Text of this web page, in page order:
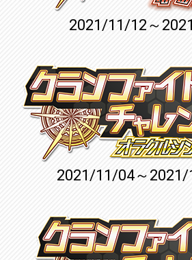
2021/11/12～
2021/11/04～